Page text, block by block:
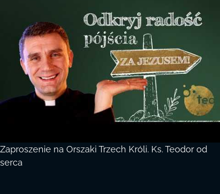
Zaproszenie na Orszaki Trzech Króli. Ks. Teodor od
serca